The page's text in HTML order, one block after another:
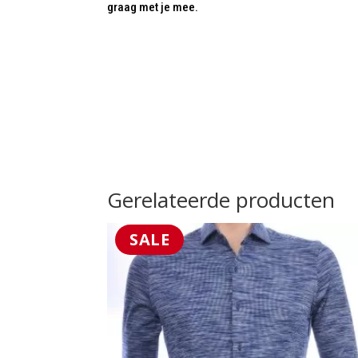
graag met je mee.
Gerelateerde producten
SALE